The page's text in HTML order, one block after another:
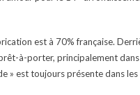
est à 70% française.
à-porter, principalement
» est toujours présente dans